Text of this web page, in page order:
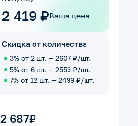
2 419 ₽Ваша цена
Скидка от количества
3% от 2 шт. — 2607 ₽/шт.
5% от 6 шт. — 2553 ₽/шт.
7% от 12 шт. — 2499 ₽/шт.
2 687₽